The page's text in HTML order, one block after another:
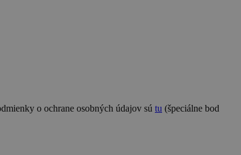
o ochrane osobných údajov sú tu (špeciálne bod